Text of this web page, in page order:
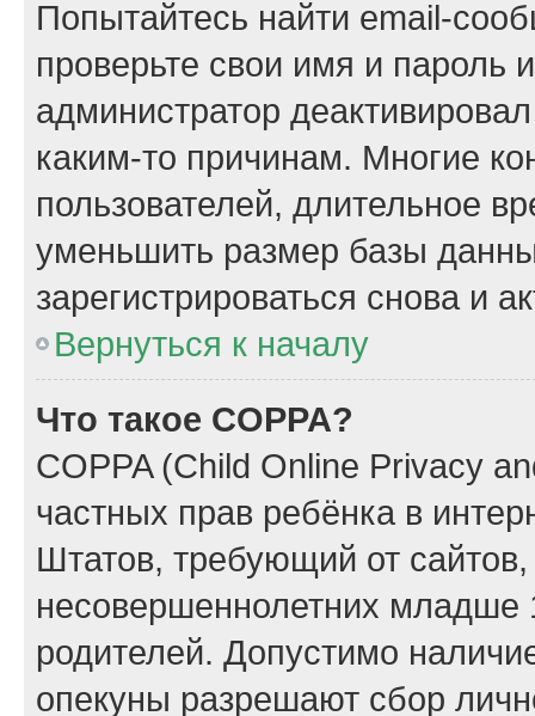
Попытайтесь найти email-
проверьте свои имя и пароль
администратор
каким-то причинам. Многие
пользователей, длительное
уменьшить размер базы
зарегистрироваться снова и
Вернуться к началу
Что такое COPPA?
COPPA (Child Online Privacy
частных прав ребёнка в
Штатов, требующий от
несовершеннолетних младше
родителей. Допустимо
опекуны разрешают сбор